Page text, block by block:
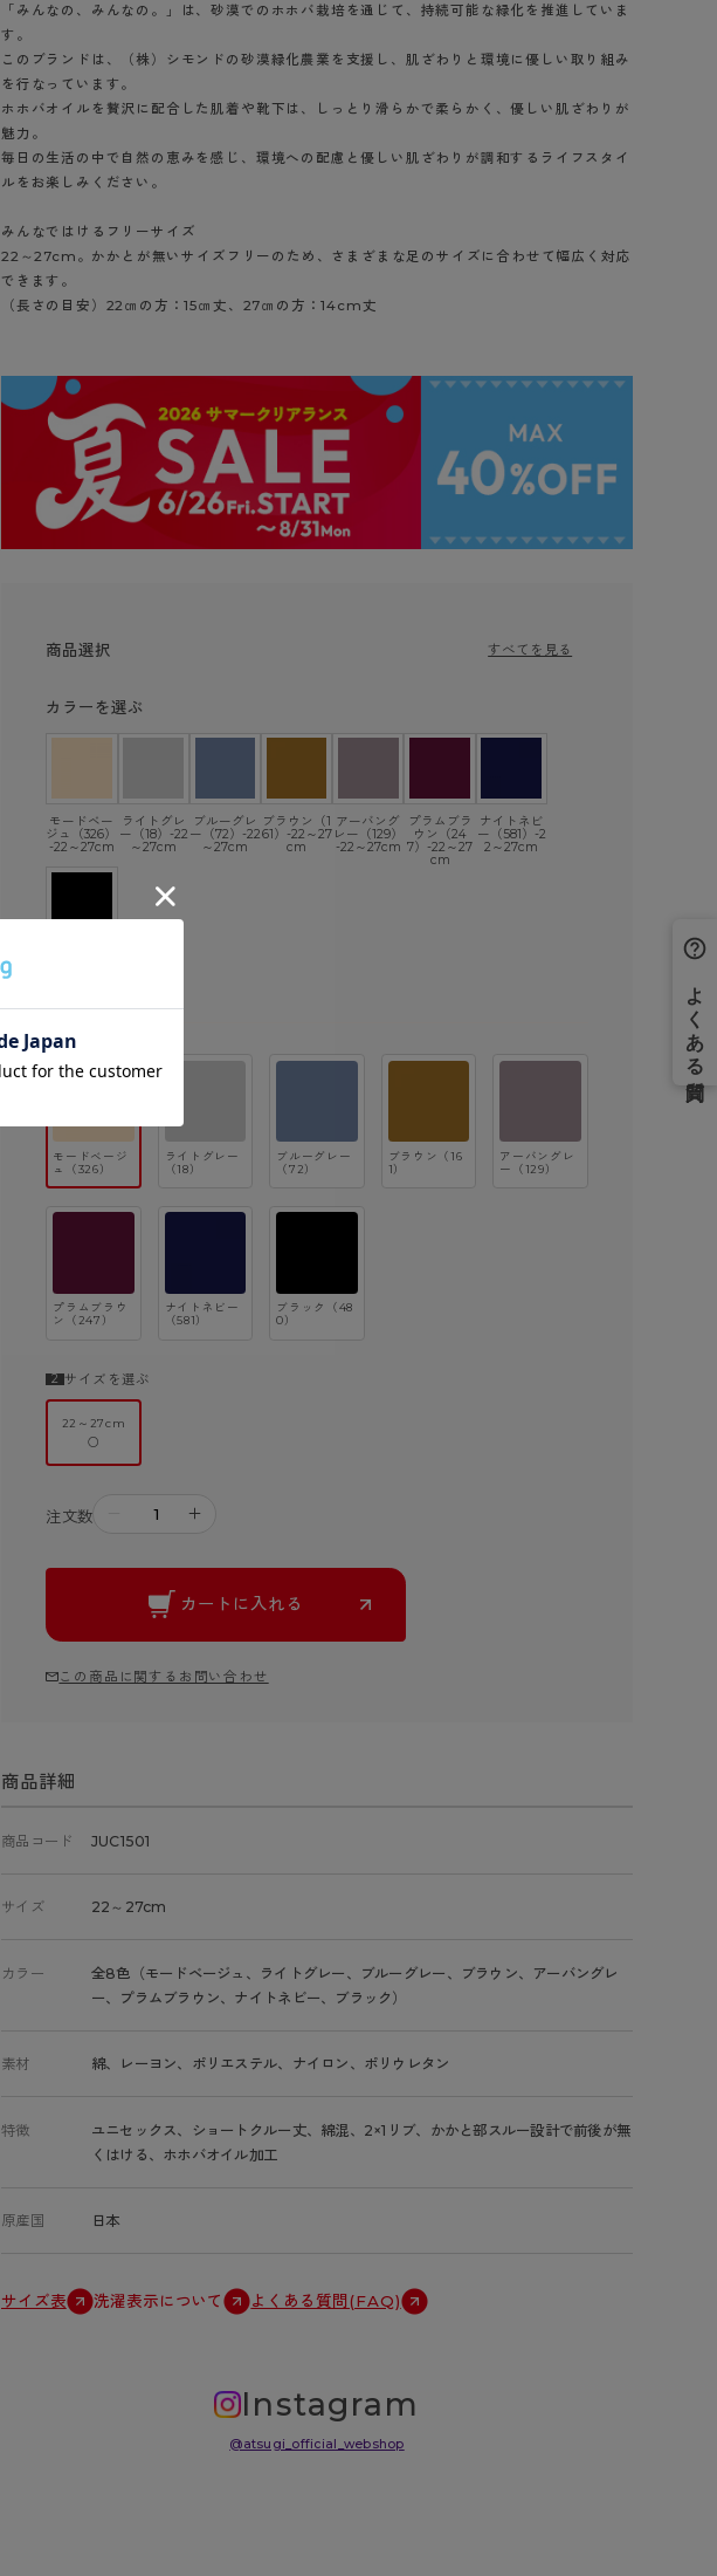
「みんなの、みんなの。」は、砂漠でのホホバ栽培を通じて、持続可能な緑化を推進していま
す。
このブランドは、（株）シモンドの砂漠緑化農業を支援し、肌ざわりと環境に優しい取り組み
を行なっています。
ホホバオイルを贅沢に配合した肌着や靴下は、しっとり滑らかで柔らかく、優しい肌ざわりが
魅力。
毎日の生活の中で自然の恵みを感じ、環境への配慮と優しい肌ざわりが調和するライフスタイ
ルをお楽しみください。
みんなではけるフリーサイズ
22～27cm。かかとが無いサイズフリーのため、さまざまな足のサイズに合わせて幅広く対応
できます。
（長さの目安）22㎝の方：15㎝丈、27㎝の方：14cm丈
商品選択 すべてを見る
カラーを選ぶ
モードベー
ジュ（326）
-22～27cm
ライトグレ
ー（18）-22
～27cm
ブルーグレ
ー（72）-22
～27cm
ブラウン（1
61）-22～27
cm
アーバング
レー（129）
-22～27cm
プラムブラ
ウン（24
7）-22～27
cm
ナイトネビ
ー（581）-2
2～27cm
カラーを選ぶ
モードベージ
ュ（326）
ライトグレー
（18）
ブルーグレー
（72）
ブラウン（16
1）
アーバングレ
ー（129）
プラムブラウ
ン（247）
ナイトネビー
（581）
ブラック（48
0）
サイズを選ぶ
22～27cm
○
注文数 ＋
カートに入れる
この商品に関するお問い合わせ
商品詳細
商品コード JUC1501
サイズ 22～27cm
カラー
全8色（モードベージュ、ライトグレー、ブルーグレー、ブラウン、アーバングレ
ー、プラムブラウン、ナイトネビー、ブラック）
素材 綿、レーヨン、ポリエステル、ナイロン、ポリウレタン
特徴
ユニセックス、ショートクルー丈、綿混、2×1リブ、かかと部スルー設計で前後が無
くはける、ホホバオイル加工
原産国 日本
サイズ表 洗濯表示について よくある質問(FAQ)
Instagram
@atsugi_official_webshop